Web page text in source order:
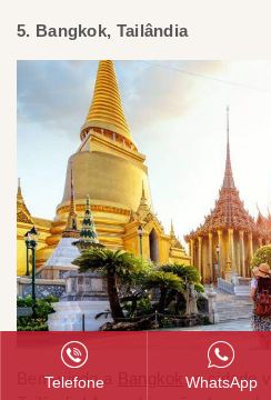
5. Bangkok, Tailândia
Bem-vindo a
, a cidade
Telefone WhatsApp